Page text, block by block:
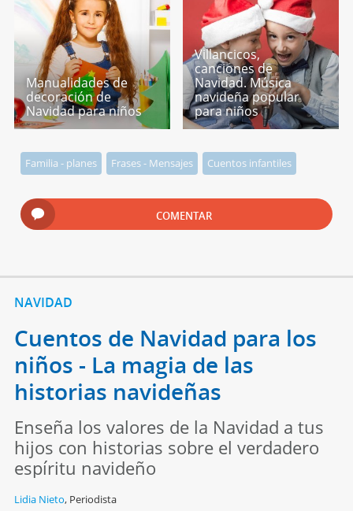
Manualidades de
decoración de
Navidad para niños
Villancicos,
canciones de
Navidad. Música
navideña popular
para niños
Familia - planes Frases - Mensajes Cuentos infantiles
COMENTAR
NAVIDAD
Cuentos de Navidad para los
niños - La magia de las
historias navideñas
Enseña los valores de la Navidad a tus
hijos con historias sobre el verdadero
espíritu navideño
Lidia Nieto, Periodista